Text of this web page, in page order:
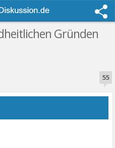
Gründen
55